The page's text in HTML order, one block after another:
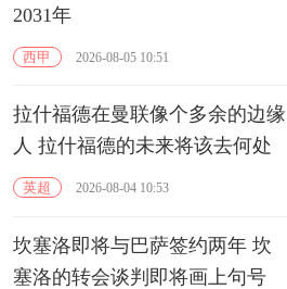
2031年
西甲 2026-08-05 10:51
拉什福德在曼联像个多余的边缘
人 拉什福德的未来将该去何处
英超 2026-08-04 10:53
坎塞洛即将与巴萨签约两年 坎
塞洛的转会谈判即将画上句号